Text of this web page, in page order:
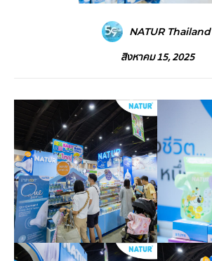
NATUR Thailand
สิงหาคม 15, 2025